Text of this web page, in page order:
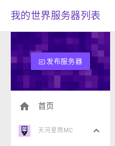
我的世界服务器列表
input发布服务器
home 首页
天河星雨MC keyboard_arrow_down